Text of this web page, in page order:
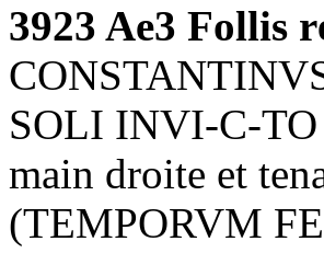
3923 Ae3 Follis
SOLI INVI-C-TO
main droite et
(TEMPORVM